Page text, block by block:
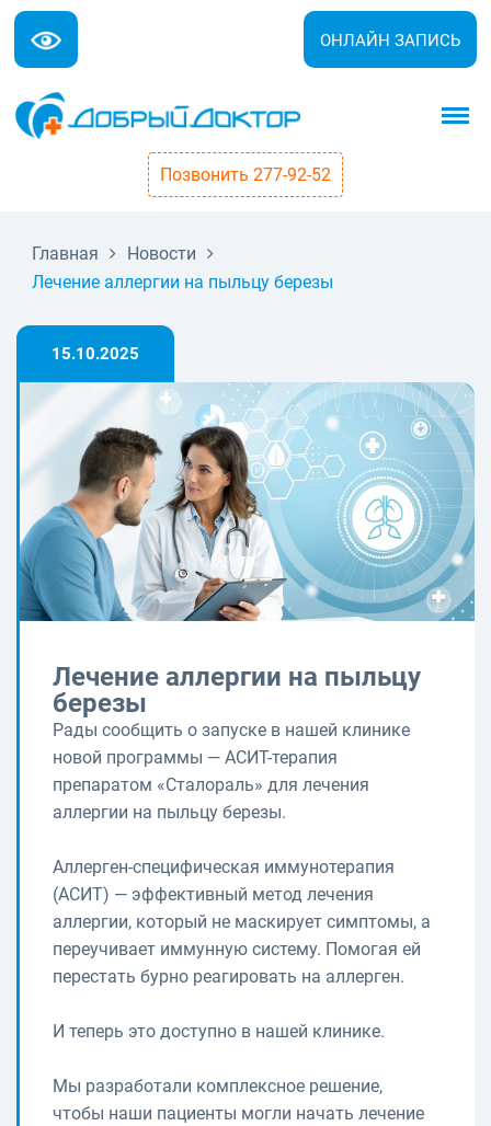
ОНЛАЙН ЗАПИСЬ
Позвонить 277-92-52
Главная
Новости
Лечение аллергии на пыльцу березы
15.10.2025
Лечение аллергии на пыльцу
березы
Рады сообщить о запуске в нашей клинике
новой программы — АСИТ-терапия
препаратом «Сталораль» для лечения
аллергии на пыльцу березы.
Аллерген-специфическая иммунотерапия
(АСИТ) — эффективный метод лечения
аллергии, который не маскирует симптомы, а
переучивает иммунную систему. Помогая ей
перестать бурно реагировать на аллерген.
И теперь это доступно в нашей клинике.
Мы разработали комплексное решение,
чтобы наши пациенты могли начать лечение